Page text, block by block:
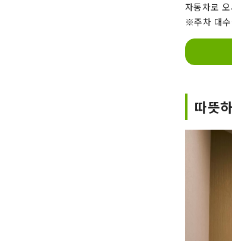
자동차로
※주차 대수
따뜻